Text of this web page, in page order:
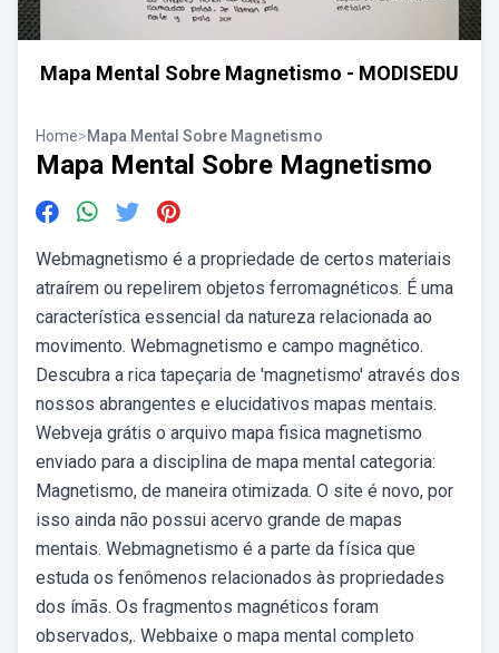
Mapa Mental Sobre Magnetismo - MODISEDU
Home>Mapa Mental Sobre Magnetismo
Mapa Mental Sobre Magnetismo
Webmagnetismo é a propriedade de certos materiais
atraírem ou repelirem objetos ferromagnéticos. É uma
característica essencial da natureza relacionada ao
movimento. Webmagnetismo e campo magnético.
Descubra a rica tapeçaria de 'magnetismo' através dos
nossos abrangentes e elucidativos mapas mentais.
Webveja grátis o arquivo mapa fisica magnetismo
enviado para a disciplina de mapa mental categoria:
Magnetismo, de maneira otimizada. O site é novo, por
isso ainda não possui acervo grande de mapas
mentais. Webmagnetismo é a parte da física que
estuda os fenômenos relacionados às propriedades
dos ímãs. Os fragmentos magnéticos foram
observados,. Webbaixe o mapa mental completo